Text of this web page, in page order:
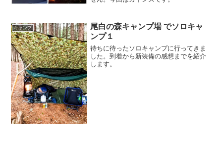
キャンプ
尾白の森キャンプ場 でソロキャ
ンプ１
待ちに待ったソロキャンプに行ってきま
した。到着から新装備の感想までを紹介
します。